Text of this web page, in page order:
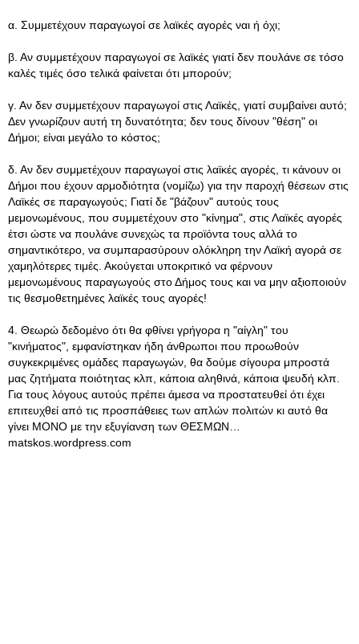
α. Συμμετέχουν παραγωγοί σε λαϊκές αγορές ναι ή όχι;
β. Αν συμμετέχουν παραγωγοί σε λαϊκές γιατί δεν πουλάνε σε τόσο
καλές τιμές όσο τελικά φαίνεται ότι μπορούν;
γ. Αν δεν συμμετέχουν παραγωγοί στις Λαϊκές, γιατί συμβαίνει αυτό;
Δεν γνωρίζουν αυτή τη δυνατότητα; δεν τους δίνουν "θέση" οι
Δήμοι; είναι μεγάλο το κόστος;
δ. Αν δεν συμμετέχουν παραγωγοί στις λαϊκές αγορές, τι κάνουν οι
Δήμοι που έχουν αρμοδιότητα (νομίζω) για την παροχή θέσεων στις
Λαϊκές σε παραγωγούς; Γιατί δε "βάζουν" αυτούς τους
μεμονωμένους, που συμμετέχουν στο "κίνημα", στις Λαϊκές αγορές
έτσι ώστε να πουλάνε συνεχώς τα προϊόντα τους αλλά το
σημαντικότερο, να συμπαρασύρουν ολόκληρη την Λαϊκή αγορά σε
χαμηλότερες τιμές. Ακούγεται υποκριτικό να φέρνουν
μεμονωμένους παραγωγούς στο Δήμος τους και να μην αξιοποιούν
τις θεσμοθετημένες λαϊκές τους αγορές!
4. Θεωρώ δεδομένο ότι θα φθίνει γρήγορα η "αίγλη" του
"κινήματος", εμφανίστηκαν ήδη άνθρωποι που προωθούν
συγκεκριμένες ομάδες παραγωγών, θα δούμε σίγουρα μπροστά
μας ζητήματα ποιότητας κλπ, κάποια αληθινά, κάποια ψευδή κλπ.
Για τους λόγους αυτούς πρέπει άμεσα να προστατευθεί ότι έχει
επιτευχθεί από τις προσπάθειες των απλών πολιτών κι αυτό θα
γίνει ΜΟΝΟ με την εξυγίανση των ΘΕΣΜΩΝ…
matskos.wordpress.com